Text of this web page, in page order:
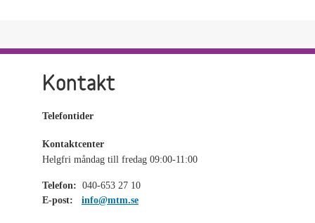
Kontakt
Telefontider
Kontaktcenter
Helgfri måndag till fredag 09:00-11:00
Telefon: 040-653 27 10
E-post:
info@mtm.se